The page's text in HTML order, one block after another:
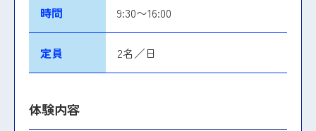
時間 9:30〜16:00
定員 2名／日
体験内容